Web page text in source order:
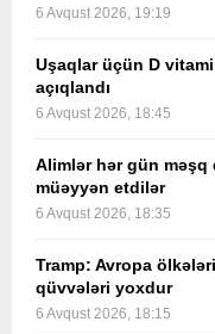
6 Avqust 2026, 19:19
Uşaqlar üçün D
açıqlandı
6 Avqust 2026, 18:45
Alimlər hər gün məşq
müəyyən etdilər
6 Avqust 2026, 18:35
Tramp: Avropa
qüvvələri yoxdur
6 Avqust 2026, 18:15